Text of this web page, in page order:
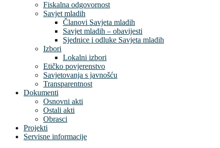
Fiskalna odgovornost
Savjet mladih
Članovi Savjeta mladih
Savjet mladih – obavijesti
Sjednice i odluke Savjeta mladih
Izbori
Lokalni izbori
Etičko povjerenstvo
Savjetovanja s javnošću
Transparentnost
Dokumenti
Osnovni akti
Ostali akti
Obrasci
Projekti
Servisne informacije